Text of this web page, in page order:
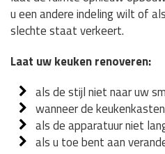
u een andere indeling wilt of
slechte staat verkeert.
Laat uw keuken renoveren:
als de stijl niet naar uw
wanneer de
als de apparatuur niet
als u toe bent aan